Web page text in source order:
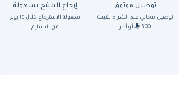
توصيل موثوق
توصيل مجاني عند الشراء بقيمة
500
أو أكثر
إرجاع المنتج بسهولة
سهولة الاسترجاع خلال ١٤ يوم
من التسليم